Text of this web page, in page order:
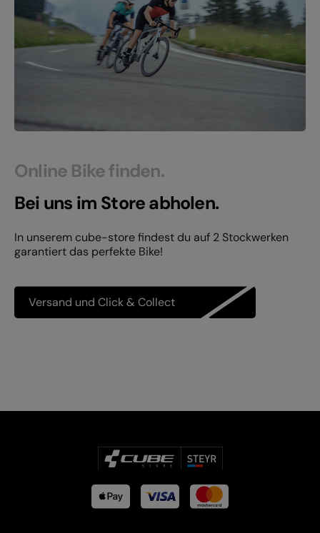
Online Bike finden.
Bei uns im Store abholen.
In unserem cube-store findest du auf 2 Stockwerken
garantiert das perfekte Bike!
Versand und Click & Collect